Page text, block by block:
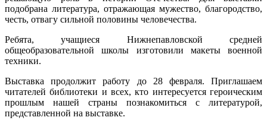
подобрана литература, отражающая мужество, благородство,
честь, отвагу сильной половины человечества.
Ребята, учащиеся Нижнепавловской средней
общеобразовательной школы изготовили макеты военной
техники.
Выставка продолжит работу до 28 февраля. Приглашаем
читателей библиотеки и всех, кто интересуется героическим
прошлым нашей страны познакомиться с литературой,
представленной на выставке.